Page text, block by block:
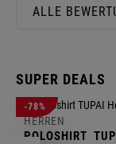
ALLE
SUPER DEALS
-78%
HERREN
POLOSHIRT